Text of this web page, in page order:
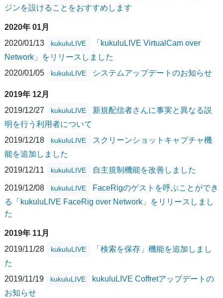
ジンを設けることをおすすめします
2020年 01月
2020/01/13
kukuluLIVE
「kukuluLIVE VirtualCam over
Network」をリリースしました
2020/01/05
kukuluLIVE システムアップデートのお知らせ
2019年 12月
2019/12/27
kukuluLIVE
新規配信者さんに事実と異なる説
明を行う利用者について
2019/12/18
kukuluLIVE
スクリーンショットキャプチャ機
能を追加しました
2019/12/11
kukuluLIVE 自主規制機能を改善しました
2019/12/08 kukuluLIVE
FaceRigのゲストを呼ぶことができ
る「kukuluLIVE FaceRig over Network」をリリースしまし
た
2019年 11月
2019/11/28
kukuluLIVE
「検索を保存」機能を追加しまし
た
2019/11/19
kukuluLIVE
kukuluLIVE Coffretアップデートの
お知らせ